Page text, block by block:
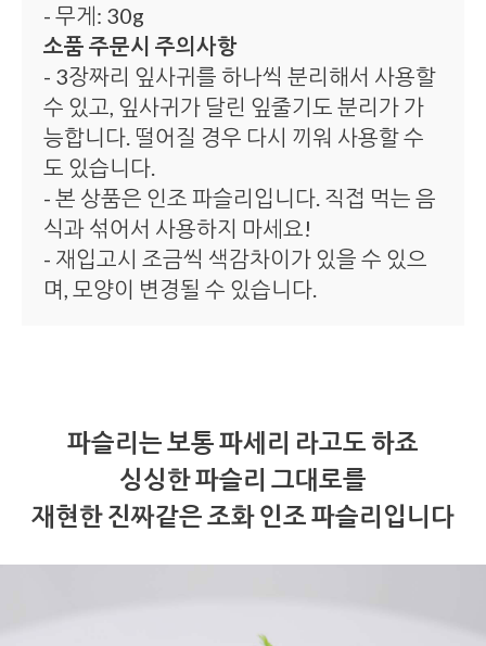
- 무게: 30g
소품 주문시 주의사항
- 3장짜리 잎사귀를 하나씩 분리해서 사용할
수 있고, 잎사귀가 달린 잎줄기도 분리가 가
능합니다. 떨어질 경우 다시 끼워 사용할 수
도 있습니다.
- 본 상품은 인조 파슬리입니다. 직접 먹는 음
식과 섞어서 사용하지 마세요!
- 재입고시 조금씩 색감차이가 있을 수 있으
며, 모양이 변경될 수 있습니다.
파슬리는 보통 파세리 라고도 하죠
싱싱한 파슬리 그대로를
재현한 진짜같은 조화 인조 파슬리입니다